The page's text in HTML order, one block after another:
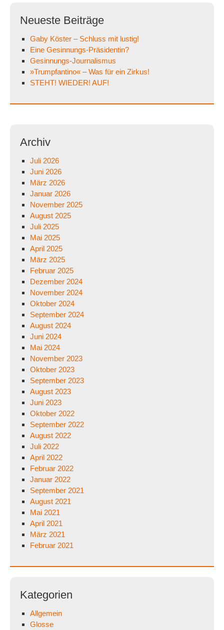
Neueste Beiträge
Gaby Köster – Schluss mit lustig!
Eine Gesinnungs-Präsidentin?
Gesinnungs-Journalismus
»Trumpfantino« – Was für ein Zirkus!
STEHT! WIEDER! AUF!
Archiv
Juli 2026
Juni 2026
März 2026
Januar 2026
November 2025
August 2025
Juli 2025
Mai 2025
April 2025
März 2025
Februar 2025
Dezember 2024
November 2024
Oktober 2024
September 2024
August 2024
Juni 2024
Mai 2024
November 2023
Oktober 2023
September 2023
August 2023
Juni 2023
Oktober 2022
September 2022
August 2022
Juli 2022
April 2022
Februar 2022
Januar 2022
September 2021
August 2021
Mai 2021
April 2021
März 2021
Februar 2021
Kategorien
Allgemein
Glosse